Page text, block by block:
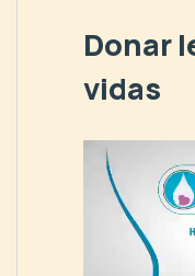
Donar
vidas